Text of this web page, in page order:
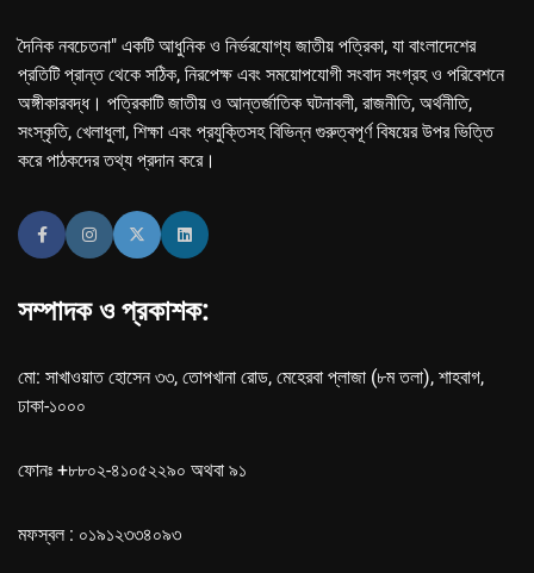
দৈনিক নবচেতনা" একটি আধুনিক ও নির্ভরযোগ্য জাতীয় পত্রিকা, যা বাংলাদেশের
প্রতিটি প্রান্ত থেকে সঠিক, নিরপেক্ষ এবং সময়োপযোগী সংবাদ সংগ্রহ ও পরিবেশনে
অঙ্গীকারবদ্ধ। পত্রিকাটি জাতীয় ও আন্তর্জাতিক ঘটনাবলী, রাজনীতি, অর্থনীতি,
সংস্কৃতি, খেলাধুলা, শিক্ষা এবং প্রযুক্তিসহ বিভিন্ন গুরুত্বপূর্ণ বিষয়ের উপর ভিত্তি
করে পাঠকদের তথ্য প্রদান করে।
সম্পাদক ও প্রকাশক:
মো: সাখাওয়াত হোসেন ৩৩, তোপখানা রোড, মেহেরবা প্লাজা (৮ম তলা), শাহবাগ,
ঢাকা-১০০০
ফোনঃ +৮৮০২-৪১০৫২২৯০ অথবা ৯১
মফস্বল : ০১৯১২৩৩৪০৯৩